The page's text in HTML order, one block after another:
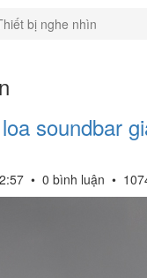
bị nghe nhìn
soundbar
• 0 bình luận •